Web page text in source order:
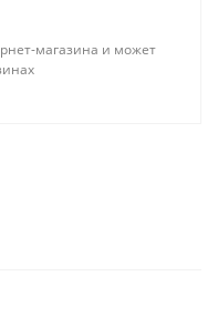
магазина и может